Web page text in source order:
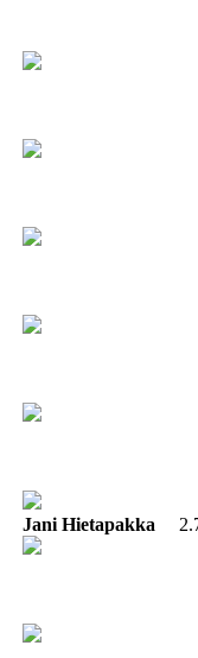
Jani Hietapakka